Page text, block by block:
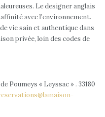
Le designer anglais
avec l’environnement.
vie sain et authentique dans
privée, loin des codes de
Poumeys « Leyssac » . 33180